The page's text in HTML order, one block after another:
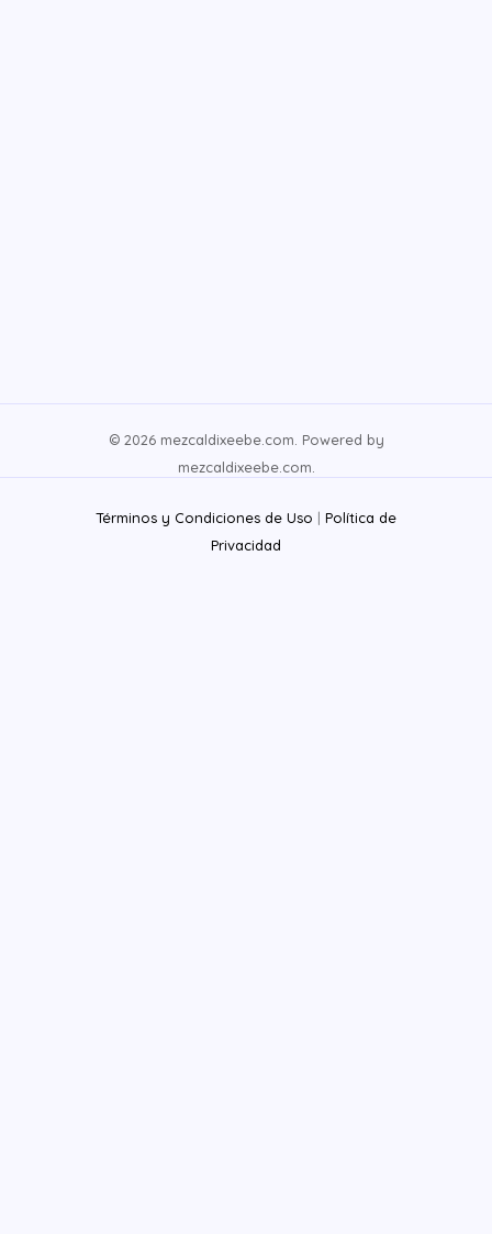
© 2026 mezcaldixeebe.com. Powered by
mezcaldixeebe.com.
Términos y Condiciones de Uso | Política de
Privacidad